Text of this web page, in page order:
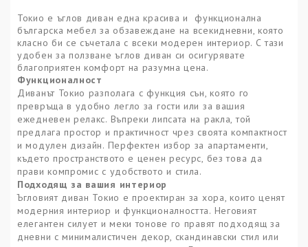
Токио е ъглов диван една красива и функционална
българска мебел за обзавеждане на всекидневни, която
класно би се съчетала с всеки модерен интериор. С тази
удобен за ползване ъглов диван си осигурявате
благоприятен комфорт на разумна цена.
Функционалност
Диванът Токио разполага с функция сън, която го
превръща в удобно легло за гости или за вашия
ежедневен релакс. Въпреки липсата на ракла, той
предлага простор и практичност чрез своята компактност
и модулен дизайн. Перфектен избор за апартаменти,
където пространството е ценен ресурс, без това да
прави компромис с удобството и стила.
Подходящ за вашия интериор
Ъгловият диван Токио е проектиран за хора, които ценят
модерния интериор и функционалността. Неговият
елегантен силует и меки тонове го правят подходящ за
дневни с минималистичен декор, скандинавски стил или